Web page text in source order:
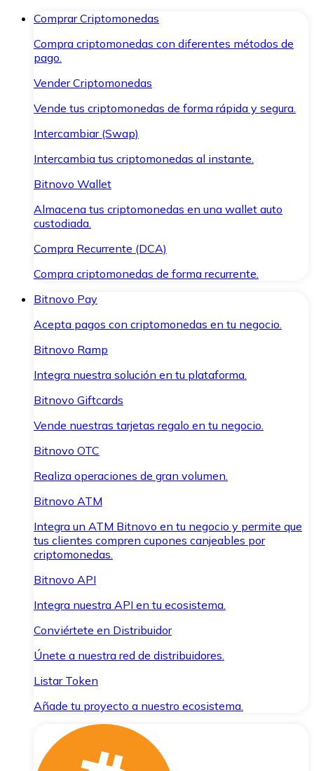
Comprar Criptomonedas
Compra criptomonedas con diferentes métodos de
pago.
Vender Criptomonedas
Vende tus criptomonedas de forma rápida y segura.
Intercambiar (Swap)
Intercambia tus criptomonedas al instante.
Bitnovo Wallet
Almacena tus criptomonedas en una wallet auto
custodiada.
Compra Recurrente (DCA)
Compra criptomonedas de forma recurrente.
Bitnovo Pay
Acepta pagos con criptomonedas en tu negocio.
Bitnovo Ramp
Integra nuestra solución en tu plataforma.
Bitnovo Giftcards
Vende nuestras tarjetas regalo en tu negocio.
Bitnovo OTC
Realiza operaciones de gran volumen.
Bitnovo ATM
Integra un ATM Bitnovo en tu negocio y permite que
tus clientes compren cupones canjeables por
criptomonedas.
Bitnovo API
Integra nuestra API en tu ecosistema.
Conviértete en Distribuidor
Únete a nuestra red de distribuidores.
Listar Token
Añade tu proyecto a nuestro ecosistema.